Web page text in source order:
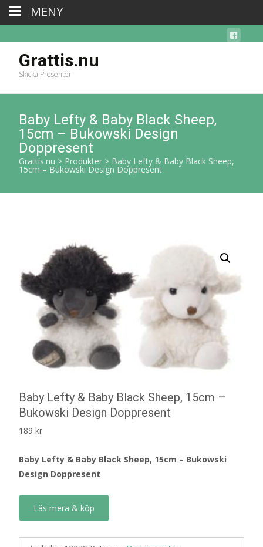
Grattis.nu
Skicka Presenter
Baby Lefty & Baby Black Sheep,
15cm – Bukowski Design
Doppresent
Grattis.nu > Produkter > Baby Lefty & Baby Black Sheep,
15cm – Bukowski Design Doppresent
Baby Lefty & Baby Black Sheep, 15cm –
Bukowski Design Doppresent
189 kr
Baby Lefty & Baby Black Sheep, 15cm – Bukowski
Design Doppresent
Läs mera & köp
MENY